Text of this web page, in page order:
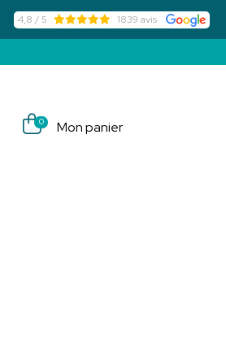
4,8 / 5 1839 avis
0 Mon panier